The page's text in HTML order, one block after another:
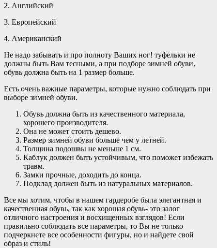
2. Английский
3. Европейский
4. Американский
Не надо забывать и про полноту Ваших ног! туфельки не
должны быть Вам тесными, а при подборе зимней обуви,
обувь должна быть на 1 размер больше.
Есть очень важные параметры, которые нужно соблюдать при
выборе зимней обуви.
Обувь должна быть из качественного материала,
хорошего производителя.
Она не может стоить дешево.
Размер зимней обуви больше чем у летней.
Толщина подошвы не меньше 1 см.
Каблук должен быть устойчивым, что поможет избежать
травм.
Замки прочные, доходить до конца.
Подклад должен быть из натуральных материалов.
Все мы хотим, чтобы в нашем гардеробе была элегантная и
качественная обувь, так как хорошая обувь- это залог
отличного настроения и восхищенных взглядов! Если
правильно соблюдать все параметры, то Вы не только
подчеркнете все особенности фигуры, но и найдете свой
образ и стиль!